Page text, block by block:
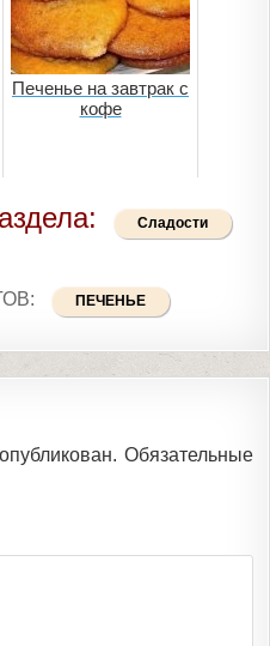
Печенье на завтрак с
кофе
Сладости
ПЕЧЕНЬЕ
Обязательные